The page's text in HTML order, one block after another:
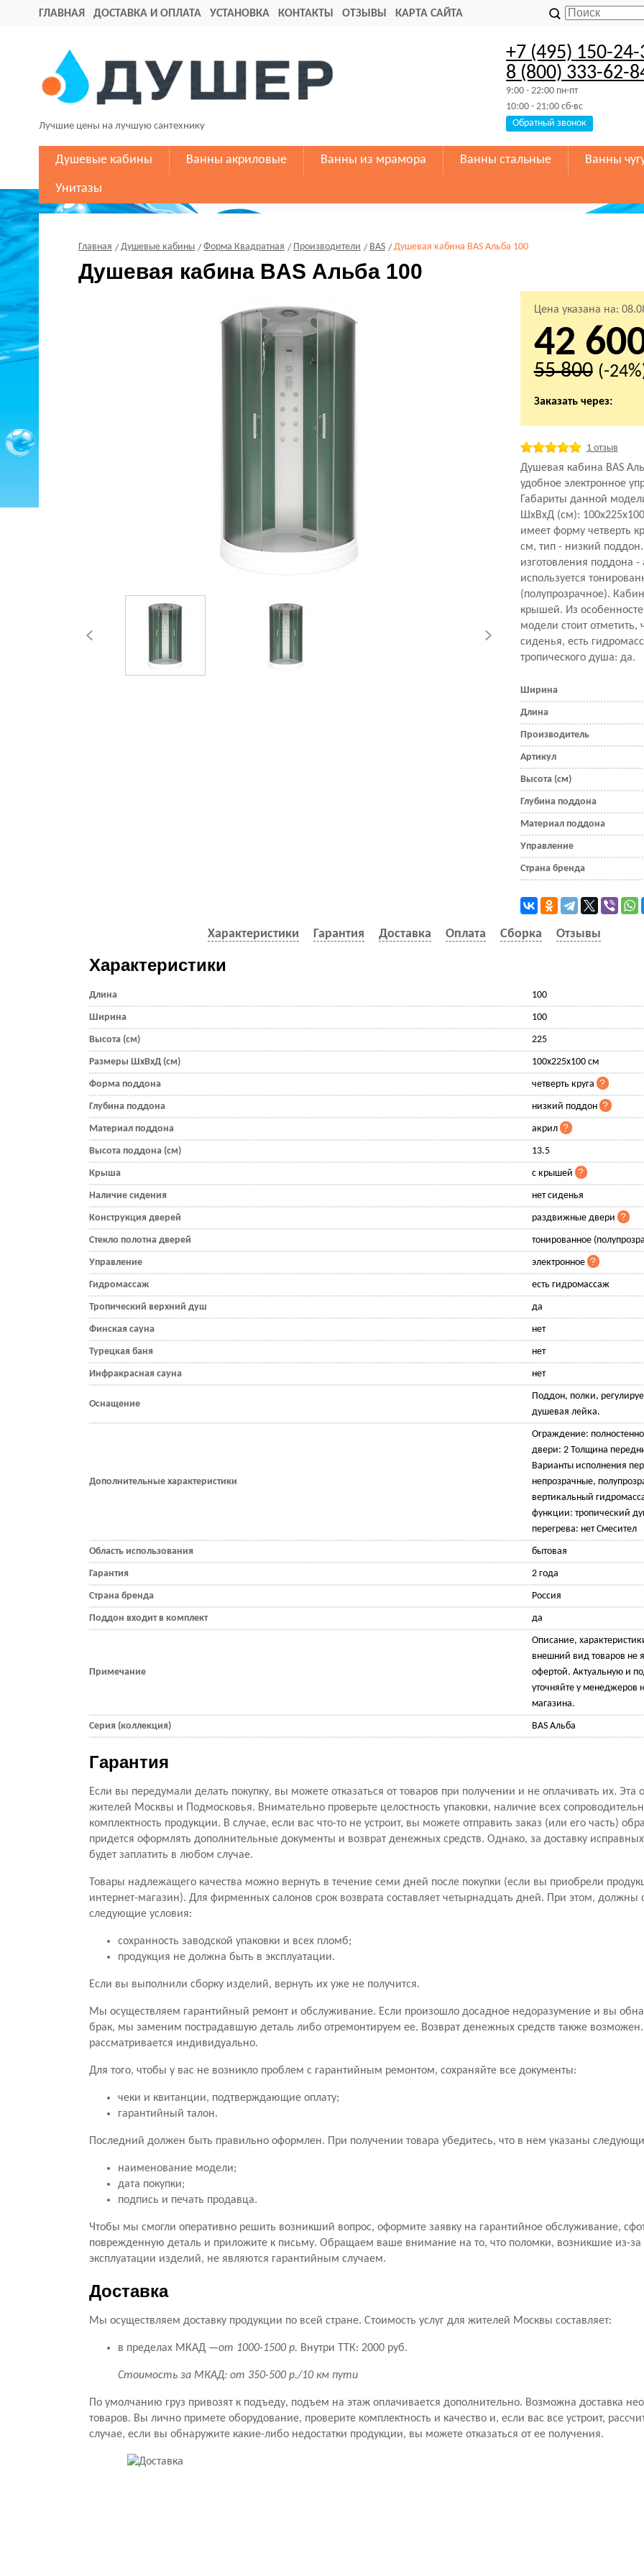
ГЛАВНАЯ ДОСТАВКА И ОПЛАТА УСТАНОВКА КОНТАКТЫ ОТЗЫВЫ КАРТА САЙТА
Лучшие цены на лучшую сантехнику
+7 (495) 150-24-
8 (800) 333-62-
9:00 - 22:00 пн-пт
10:00 - 21:00 сб-вс
Обратный звонок
Душевые кабины Ванны акриловые Ванны из мрамора Ванны стальные Ванны
Унитазы
Главная Душевые кабины Форма Квадратная Производители BAS Душевая кабина BAS Альба 100
Душевая кабина BAS Альба 100
Цена указана на:
42
55 800 (-
Заказать через:
1 отзыв
Душевая кабина BAS
удобное электронное
Габариты данной
ШхВхД (см):
имеет форму четверть
см, тип - низкий
изготовления поддона -
используется
(полупрозрачное).
крышей. Из
модели стоит отметить,
сиденья, есть
тропического душа: да.
Ширина
Длина
Производитель
Артикул
Высота (см)
Глубина поддона
Материал поддона
Управление
Страна бренда
Характеристики Гарантия Доставка Оплата Сборка Отзывы
Характеристики
Длина 100
Ширина 100
Высота (см) 225
Размеры ШхВхД (см) 100x225x100 см
Форма поддона четверть круга
Глубина поддона низкий поддон
Материал поддона акрил
Высота поддона (см) 13.5
Крыша с крышей
Наличие сидения нет сиденья
Конструкция дверей раздвижные двери
Стекло полотна дверей тонированное
Управление электронное
Гидромассаж есть гидромассаж
Тропический верхний душ да
Финская сауна нет
Турецкая баня нет
Инфракрасная сауна нет
Оснащение
Поддон, полки,
душевая лейка.
Дополнительные характеристики
Ограждение:
двери: 2 Толщина
Варианты исполнения
непрозрачные,
вертикальный
функции: тропический
перегрева: нет Смесител
Область использования бытовая
Гарантия 2 года
Страна бренда Россия
Поддон входит в комплект да
Примечание
Описание,
внешний вид товаров не
офертой. Актуальную и
уточняйте у менеджеров
магазина.
Серия (коллекция) BAS Альба
Гарантия
Если вы передумали делать покупку, вы можете отказаться от товаров при получении и не оплачивать их. Эта
жителей Москвы и Подмосковья. Внимательно проверьте целостность упаковки, наличие всех
комплектность продукции. В случае, если вас что-то не устроит, вы можете отправить заказ (или его часть)
придется оформлять дополнительные документы и возврат денежных средств. Однако, за доставку
будет заплатить в любом случае.
Товары надлежащего качества можно вернуть в течение семи дней после покупки (если вы приобрели
интернет-магазин). Для фирменных салонов срок возврата составляет четырнадцать дней. При этом, должны
следующие условия:
сохранность заводской упаковки и всех пломб;
продукция не должна быть в эксплуатации.
Если вы выполнили сборку изделий, вернуть их уже не получится.
Мы осуществляем гарантийный ремонт и обслуживание. Если произошло досадное недоразумение и вы
брак, мы заменим пострадавшую деталь либо отремонтируем ее. Возврат денежных средств также
рассматривается индивидуально.
Для того, чтобы у вас не возникло проблем с гарантийным ремонтом, сохраняйте все документы:
чеки и квитанции, подтверждающие оплату;
гарантийный талон.
Последний должен быть правильно оформлен. При получении товара убедитесь, что в нем указаны
наименование модели;
дата покупки;
подпись и печать продавца.
Чтобы мы смогли оперативно решить возникший вопрос, оформите заявку на гарантийное обслуживание,
поврежденную деталь и приложите к письму. Обращаем ваше внимание на то, что поломки, возникшие из-за
эксплуатации изделий, не являются гарантийным случаем.
Доставка
Мы осуществляем доставку продукции по всей стране. Стоимость услуг для жителей Москвы составляет:
в пределах МКАД —от 1000-1500 р. Внутри ТТК: 2000 руб.
Стоимость за МКАД: от 350-500 р./10 км пути
По умолчанию груз привозят к подъеду, подъем на этаж оплачивается дополнительно. Возможна доставка
товаров. Вы лично примете оборудование, проверите комплектность и качество и, если вас все устроит,
случае, если вы обнаружите какие-либо недостатки продукции, вы можете отказаться от ее получения.